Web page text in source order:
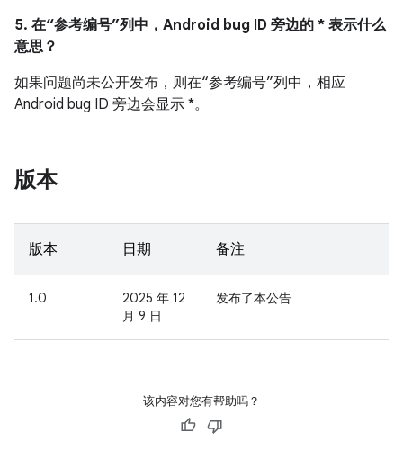
5. 在“参考编号”列中，Android bug ID 旁边的 * 表示什么
意思？
如果问题尚未公开发布，则在“参考编号”列中，相应
Android bug ID 旁边会显示 *。
版本
版本 日期 备注
1.0
2025 年 12
月 9 日
发布了本公告
该内容对您有帮助吗？